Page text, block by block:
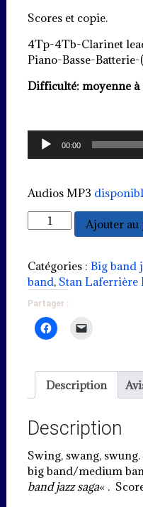
Scores et copie.
4Tp-4Tb-Clarinet
Piano-Basse-
Difficulté: moyenne
Lecteur
audio
00:00
Audios MP3
quantité
de
swang,
swung
-
"Swing
clarinet"
1937
Ajouter au
Catégories : Big band
band, Stan Laferrière
Partager :
Description
Description
Swing, swang,
big band/medium
band jazz saga« .